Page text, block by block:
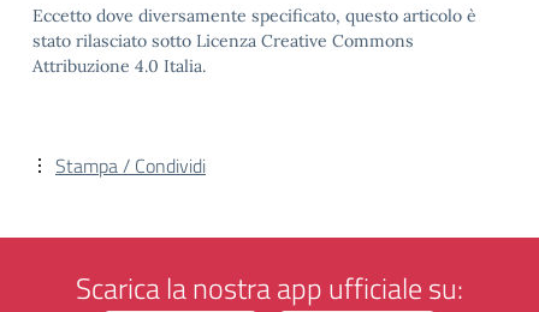
Eccetto dove diversamente specificato, questo articolo è
stato rilasciato sotto Licenza Creative Commons
Attribuzione 4.0 Italia.
Stampa / Condividi
Scarica la nostra app ufficiale su: